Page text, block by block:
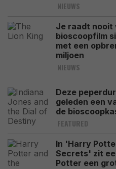
NIEUWS
Je raadt nooit
bioscoopfilm
met een
miljoen
NIEUWS
Deze
geleden een
de
FEATURED
In 'Harry
Secrets' zit
Potter een